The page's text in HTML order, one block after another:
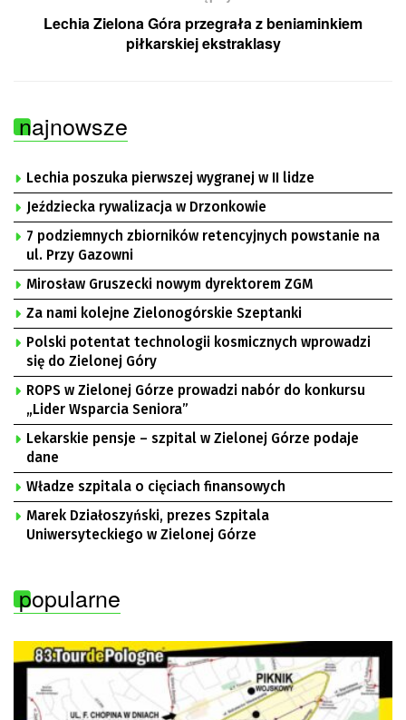
Lechia Zielona Góra przegrała z beniaminkiem
piłkarskiej ekstraklasy
najnowsze
Lechia poszuka pierwszej wygranej w II lidze
Jeździecka rywalizacja w Drzonkowie
7 podziemnych zbiorników retencyjnych powstanie na
ul. Przy Gazowni
Mirosław Gruszecki nowym dyrektorem ZGM
Za nami kolejne Zielonogórskie Szeptanki
Polski potentat technologii kosmicznych wprowadzi
się do Zielonej Góry
ROPS w Zielonej Górze prowadzi nabór do konkursu
„Lider Wsparcia Seniora”
Lekarskie pensje – szpital w Zielonej Górze podaje
dane
Władze szpitala o cięciach finansowych
Marek Działoszyński, prezes Szpitala
Uniwersyteckiego w Zielonej Górze
popularne